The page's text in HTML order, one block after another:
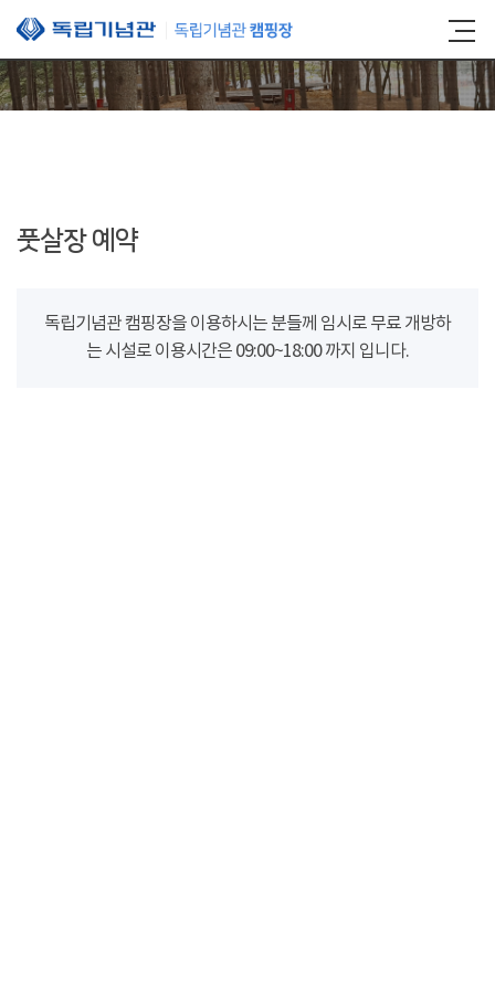
본문 바로가기
풋살장 예약
독립기념관 캠핑장을 이용하시는 분들께 임시로 무료 개방하
는 시설로 이용시간은 09:00~18:00 까지 입니다.